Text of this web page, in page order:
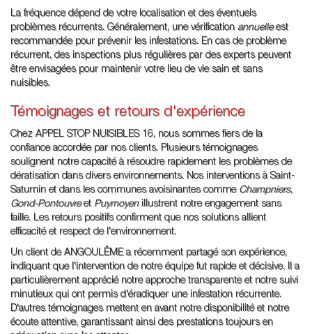
La fréquence dépend de votre localisation et des éventuels
problèmes récurrents. Généralement, une vérification annuelleest
recommandée pour prévenir les infestations. En cas de problème
récurrent, des inspections plus régulières par des experts peuvent
être envisagées pour maintenir votre lieu de vie sain et sans
nuisibles.
Témoignages et retours d'expérience
Chez APPEL STOP NUISIBLES 16, nous sommes fiers de la
confiance accordée par nos clients. Plusieurs témoignages
soulignent notre capacité à résoudre rapidement les problèmes de
dératisation dans divers environnements. Nos interventions à Saint-
Saturnin et dans les communes avoisinantes comme Champniers,
Gond-Pontouvreet Puymoyenillustrent notre engagement sans
faille. Les retours positifs confirment que nos solutions allient
efficacité et respect de l'environnement.
Un client de ANGOULÊME a récemment partagé son expérience,
indiquant que l'intervention de notre équipe fut rapide et décisive. Il a
particulièrement apprécié notre approche transparente et notre suivi
minutieux qui ont permis d'éradiquer une infestation récurrente.
D'autres témoignages mettent en avant notre disponibilité et notre
écoute attentive, garantissant ainsi des prestations toujours en